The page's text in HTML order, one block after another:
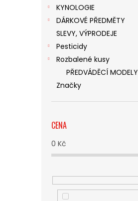
KYNOLOGIE
DÁRKOVÉ PŘEDMĚTY
SLEVY, VÝPRODEJE
Pesticidy
Rozbalené kusy
PŘEDVÁDĚCÍ MODELY
Značky
CENA
0 Kč